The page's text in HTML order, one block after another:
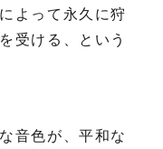
よって永久に狩
受ける、という
音色が、平和な